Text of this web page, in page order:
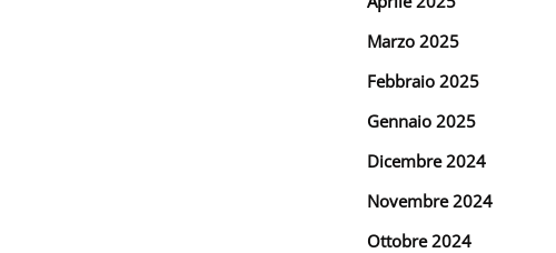
Marzo 2025
Febbraio 2025
Gennaio 2025
Dicembre 2024
Novembre 2024
Ottobre 2024